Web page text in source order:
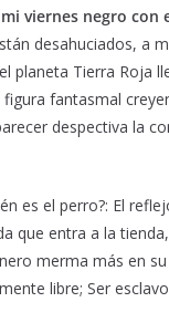
viernes negro
desahuciados, a
planeta Tierra Roja
fantasmal
despectiva la
es el perro?: El
que entra a la
merma más en
libre; Ser